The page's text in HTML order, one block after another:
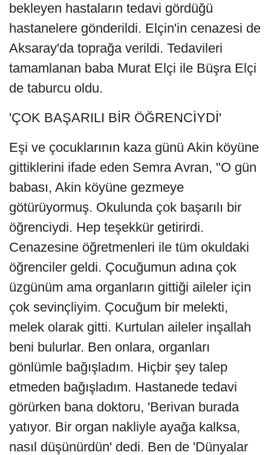
bekleyen hastaların tedavi gördüğü
hastanelere gönderildi. Elçin'in cenazesi de
Aksaray'da toprağa verildi. Tedavileri
tamamlanan baba Murat Elçi ile Büşra Elçi
de taburcu oldu.
'ÇOK BAŞARILI BİR ÖĞRENCİYDİ'
Eşi ve çocuklarının kaza günü Akin köyüne
gittiklerini ifade eden Semra Avran, "O gün
babası, Akin köyüne gezmeye
götürüyormuş. Okulunda çok başarılı bir
öğrenciydi. Hep teşekkür getirirdi.
Cenazesine öğretmenleri ile tüm okuldaki
öğrenciler geldi. Çocuğumun adına çok
üzgünüm ama organların gittiği aileler için
çok sevinçliyim. Çocuğum bir melekti,
melek olarak gitti. Kurtulan aileler inşallah
beni bulurlar. Ben onlara, organları
gönlümle bağışladım. Hiçbir şey talep
etmeden bağışladım. Hastanede tedavi
görürken bana doktoru, 'Berivan burada
yatıyor. Bir organ nakliyle ayağa kalksa,
nasıl düşünürdün' dedi. Ben de 'Dünyalar